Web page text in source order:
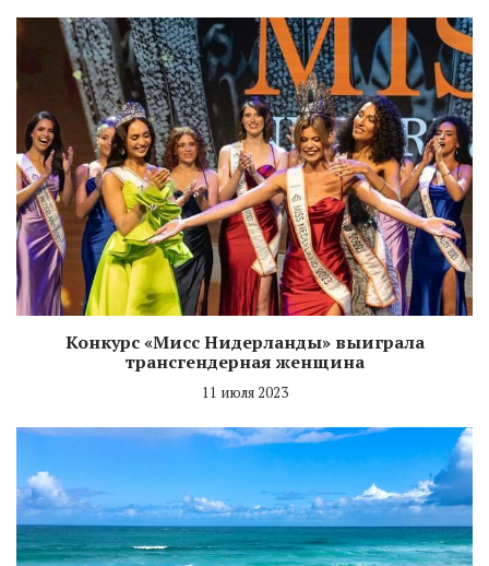
Конкурс «Мисс Нидерланды» выиграла
трансгендерная женщина
11 июля 2023